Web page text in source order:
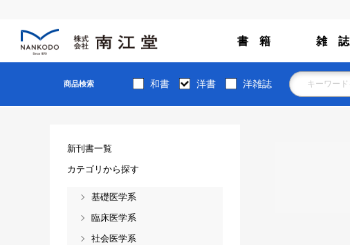
書 籍 雑 誌
商品検索 和書 洋書 洋雑誌
新刊書一覧
カテゴリから探す
基礎医学系
臨床医学系
社会医学系